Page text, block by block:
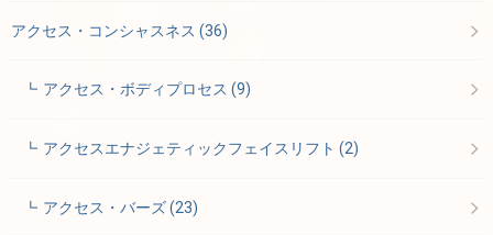
アクセス・コンシャスネス (36)
アクセス・ボディプロセス(9)
アクセスエナジェティックフェイスリフト(2)
アクセス・バーズ(23)